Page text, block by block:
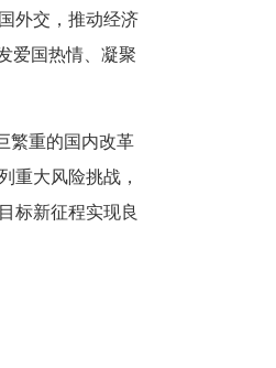
外交，推动经济
爱国热情、凝聚
繁重的国内改革
重大风险挑战，
标新征程实现良